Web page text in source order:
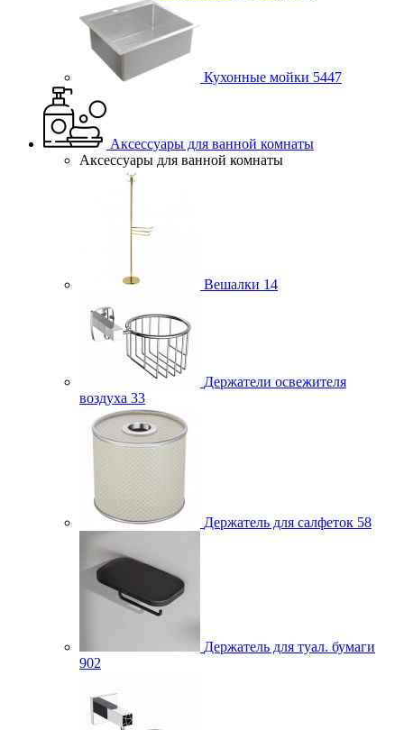
Кухонные мойки 5447
Аксессуары для ванной комнаты
Аксессуары для ванной комнаты
Вешалки 14
Держатели освежителя
воздуха 33
Держатель для салфеток 58
Держатель для туал. бумаги
902